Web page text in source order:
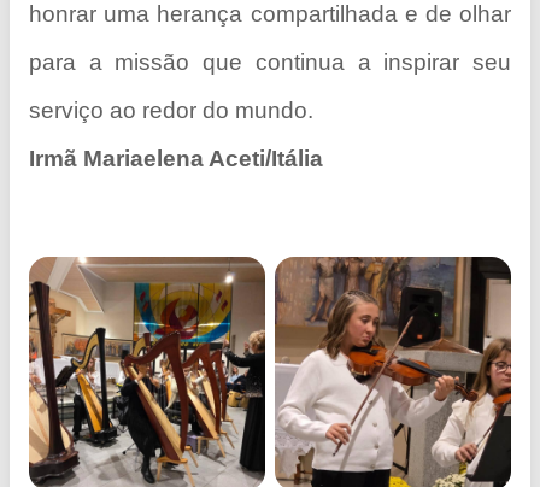
honrar uma herança compartilhada e de olhar
para a missão que continua a inspirar seu
serviço ao redor do mundo.
Irmã Mariaelena Aceti/Itália